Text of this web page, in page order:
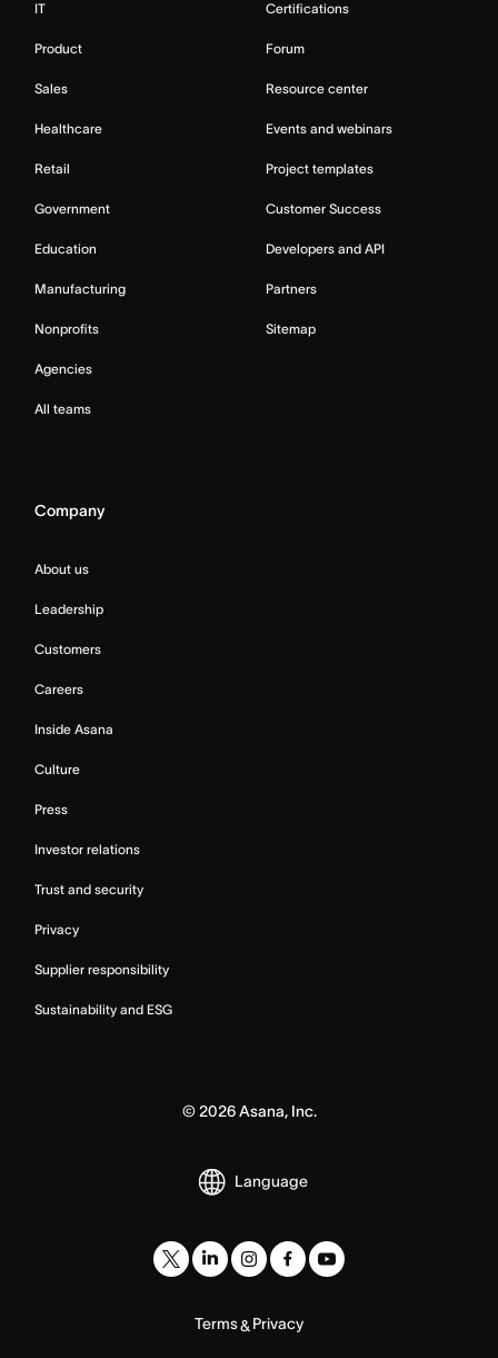
IT
Product
Sales
Healthcare
Retail
Government
Education
Manufacturing
Nonprofits
Agencies
All teams
Certifications
Forum
Resource center
Events and webinars
Project templates
Customer Success
Developers and API
Partners
Sitemap
Company
About us
Leadership
Customers
Careers
Inside Asana
Culture
Press
Investor relations
Trust and security
Privacy
Supplier responsibility
Sustainability and ESG
© 2026Asana, Inc.
Language
Terms& Privacy